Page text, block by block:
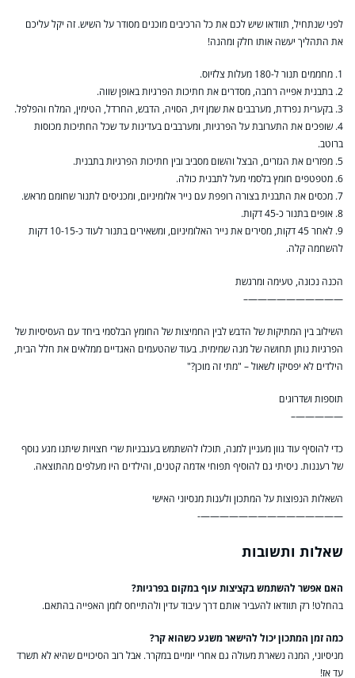
לפני שנתחיל, תוודאו שיש לכם את כל הרכיבים מוכנים מסודר על השיש. זה יקל עליכם
את התהליך יעשה אותו חלק ומהנה!
1. מחממים תנור ל-180 מעלות צלזיוס.
2. בתבנית אפייה רחבה, מסדרים את חתיכות הפרגיות באופן שווה.
3. בקערית נפרדת, מערבבים את שמן זית, הסויה, הדבש, החרדל, הטימין, המלח והפלפל.
4. שופכים את התערובת על הפרגיות, ומערבבים בעדינות עד שכל החתיכות מכוסות
ברוטב.
5. מפזרים את הגזרים, הבצל והשום מסביב ובין חתיכות הפרגיות בתבנית.
6. מטפטפים חומץ בלסמי מעל לתבנית כולה.
7. מכסים את התבנית בצורה רופפת עם נייר אלומיניום, ומכניסים לתנור שחומם מראש.
8. אופים בתנור כ-45 דקות.
9. לאחר 45 דקות, מסירים את נייר האלומיניום, ומשאירים בתנור לעוד כ-10-15 דקות
להשחמה קלה.
הכנה נכונה, טעימה ומרגשת
——————————–
השילוב בין המתיקות של הדבש לבין החמיצות של החומץ הבלסמי ביחד עם העסיסיות של
הפרגיות נותן תחושה של מנה שמימית. בעוד שהטעמים האגדיים ממלאים את חלל הבית,
הילדים לא יפסיקו לשאול – "מתי זה מוכן?"
תוספות ושדרוגים
—————–
כדי להוסיף עוד גוון מעניין למנה, תוכלו להשתמש בעגבניות שרי חצויות שיתנו מגע נוסף
של רעננות. ניסיתי גם להוסיף תפוחי אדמה קטנים, והילדים היו מעלפים מהתוצאה.
השאלות הנפוצות על המתכון ולענות מנסיוני האישי
———————————————-
שאלות ותשובות
האם אפשר להשתמש בקציצות עוף במקום בפרגיות?
בהחלט! רק תוודאו להעביר אותם דרך עיבוד עדין ולהתייחס לזמן האפייה בהתאם.
כמה זמן המתכון יכול להישאר משגע כשהוא קר?
מניסיוני, המנה נשארת מעולה גם אחרי יומיים במקרר. אבל רוב הסיכויים שהיא לא תשרד
עד אז!